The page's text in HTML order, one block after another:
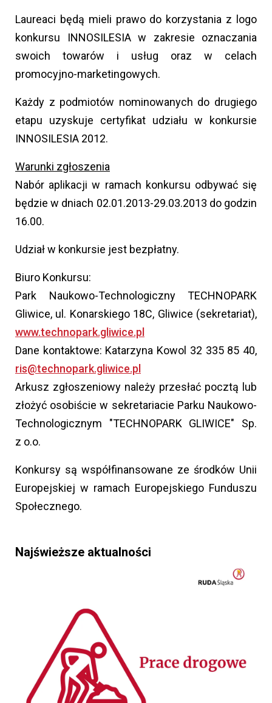
Laureaci będą mieli prawo do korzystania z logo
konkursu INNOSILESIA w zakresie oznaczania
swoich towarów i usług oraz w celach
promocyjno-marketingowych.
Każdy z podmiotów nominowanych do drugiego
etapu uzyskuje certyfikat udziału w konkursie
INNOSILESIA 2012.
Warunki zgłoszenia
Nabór aplikacji w ramach konkursu odbywać się
będzie w dniach 02.01.2013-29.03.2013 do godzin
16.00.
Udział w konkursie jest bezpłatny.
Biuro Konkursu:
Park Naukowo-Technologiczny TECHNOPARK
Gliwice, ul. Konarskiego 18C, Gliwice (sekretariat),
www.technopark.gliwice.pl
Dane kontaktowe: Katarzyna Kowol 32 335 85 40,
ris@technopark.gliwice.pl
Arkusz zgłoszeniowy należy przesłać pocztą lub
złożyć osobiście w sekretariacie Parku Naukowo-
Technologicznym "TECHNOPARK GLIWICE" Sp.
z o.o.
Konkursy są współfinansowane ze środków Unii
Europejskiej w ramach Europejskiego Funduszu
Społecznego.
Najświeższe aktualności